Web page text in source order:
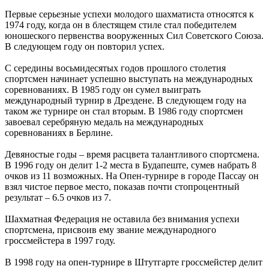
Первые серьезные успехи молодого шахматиста относятся к
1974 году, когда он в блестящем стиле стал победителем
юношеского первенства вооруженных Сил Советского Союза.
В следующем году он повторил успех.
С середины восьмидесятых годов прошлого столетия
спортсмен начинает успешно выступать на международных
соревнованиях. В 1985 году он сумел выиграть
международный турнир в Дрездене. В следующем году на
таком же турнире он стал вторым. В 1986 году спортсмен
завоевал серебряную медаль на международных
соревнованиях в Берлине.
Девяностые годы – время расцвета талантливого спортсмена.
В 1996 году он делит 1-2 места в Будапеште, сумев набрать 8
очков из 11 возможных. На Опен-турнире в городе Пассау он
взял чистое первое место, показав почти стопроцентный
результат – 6.5 очков из 7.
Шахматная Федерация не оставила без внимания успехи
спортсмена, присвоив ему звание международного
гроссмейстера в 1997 году.
В 1998 году на опен-турнире в Штутгарте гроссмейстер делит